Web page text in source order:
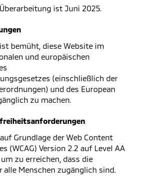
ist Juni 2025.
ist bemüht, diese Website im
und europäischen
(einschließlich der
und des European
zu machen.
Grundlage der Web Content
(WCAG) Version 2.2 auf Level AA
zu erreichen, dass die
Menschen zugänglich sind.